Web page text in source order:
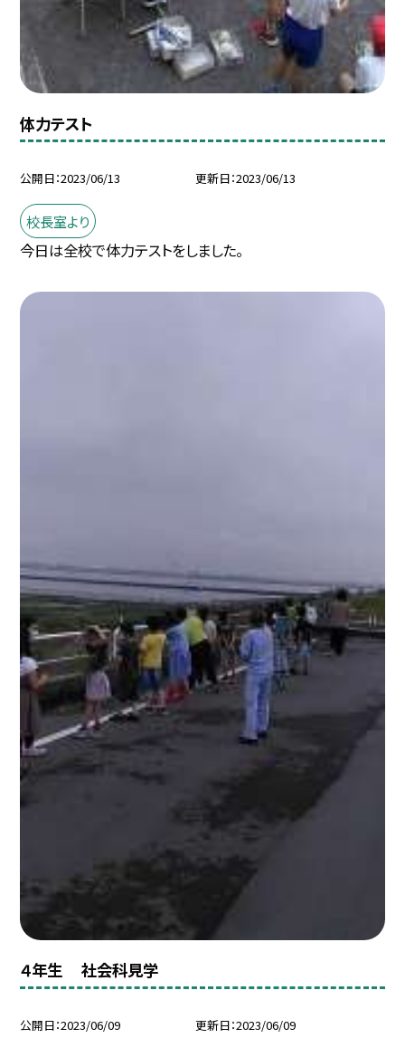
体力テスト
公開日 2023/06/13 更新日 2023/06/13
校長室より
今日は全校で体力テストをしました。
４年生 社会科見学
公開日 2023/06/09 更新日 2023/06/09